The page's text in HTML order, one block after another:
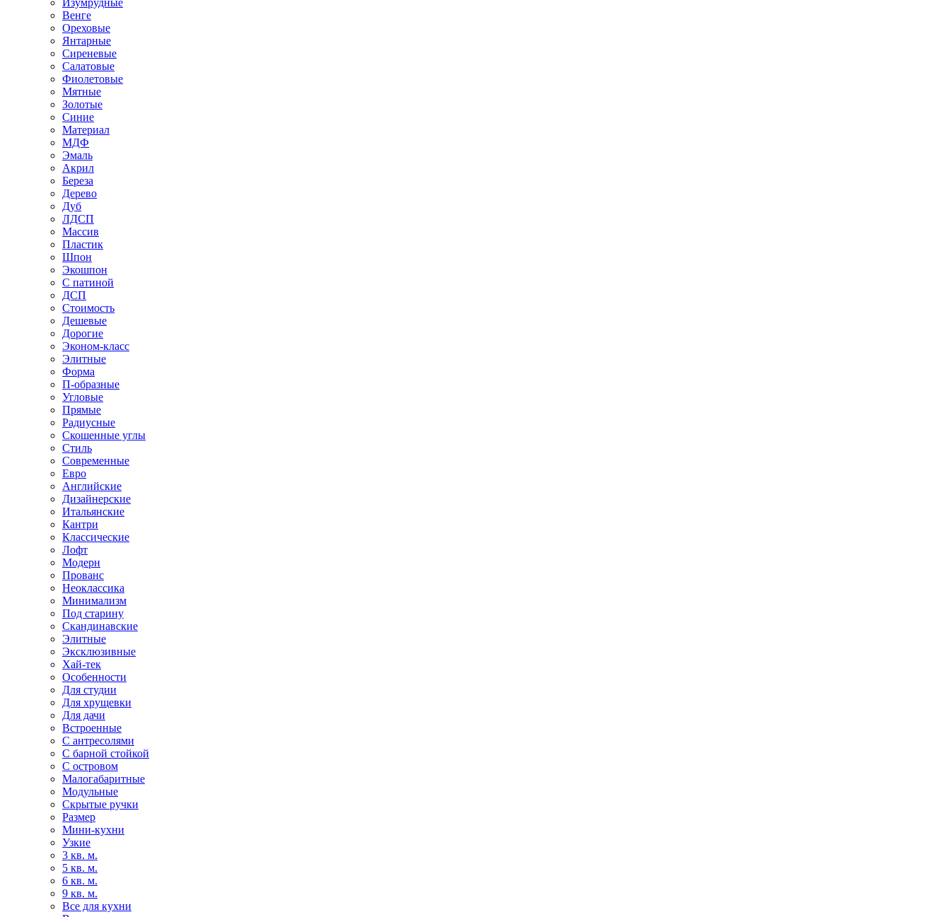
Венге
Ореховые
Янтарные
Сиреневые
Салатовые
Фиолетовые
Мятные
Золотые
Синие
Материал
МДФ
Эмаль
Акрил
Береза
Дерево
Дуб
ЛДСП
Массив
Пластик
Шпон
Экошпон
С патиной
ДСП
Стоимость
Дешевые
Дорогие
Эконом-класс
Элитные
Форма
П-образные
Угловые
Прямые
Радиусные
Скошенные углы
Стиль
Современные
Евро
Английские
Дизайнерские
Итальянские
Кантри
Классические
Лофт
Модерн
Прованс
Неоклассика
Минимализм
Под старину
Скандинавские
Элитные
Эксклюзивные
Хай-тек
Особенности
Для студии
Для хрущевки
Для дачи
Встроенные
С антресолями
С барной стойкой
С островом
Малогабаритные
Модульные
Скрытые ручки
Размер
Мини-кухни
Узкие
3 кв. м.
5 кв. м.
6 кв. м.
9 кв. м.
Все для кухни